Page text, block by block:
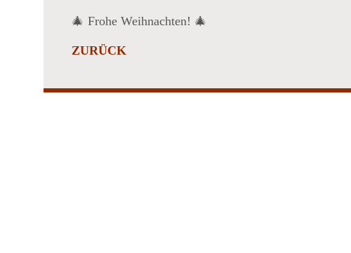
🎄 Frohe Weihnachten! 🎄
ZURÜCK